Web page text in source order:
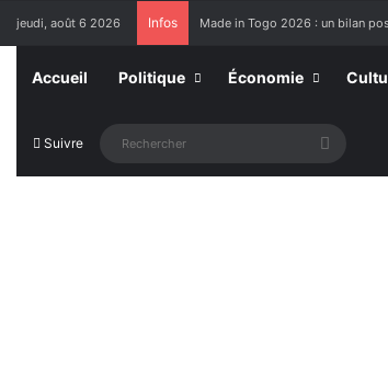
jeudi, août 6 2026 Infos Made in Togo 2026 : un bilan
Accueil Politique Économie
Suivre